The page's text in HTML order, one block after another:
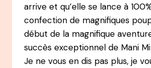
arrive et qu’elle se lance à
confection de magnifiques
début de la magnifique
succès exceptionnel de Mani
Je ne vous en dis pas plus, je